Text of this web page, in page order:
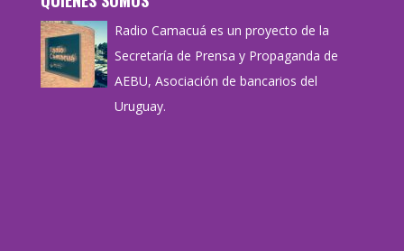
Radio Camacuá es un proyecto de la
Secretaría de Prensa y Propaganda de
AEBU, Asociación de bancarios del
Uruguay.